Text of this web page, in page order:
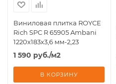
Виниловая плитка ROYCE
Rich SPC R 65905 Ambani
1220x183х3,6 мм-2,23
1 590 руб./м2
В КОРЗИНУ